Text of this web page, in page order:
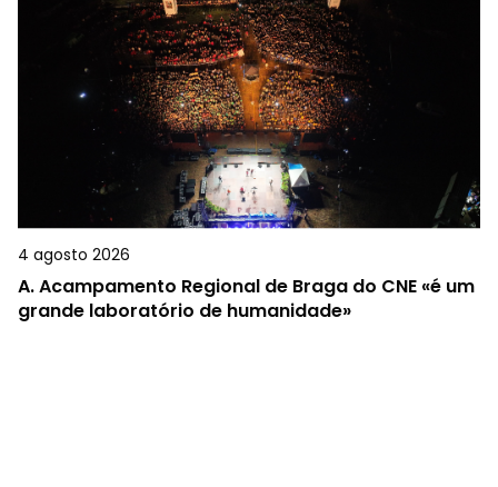
4 agosto 2026
A.Acampamento Regional de Braga do CNE «é um
grande laboratório de humanidade»